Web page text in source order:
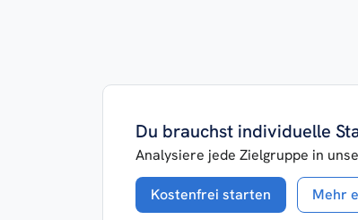
Du brauchst individuelle
Analysiere jede Zielgruppe in
Kostenfrei starten Mehr